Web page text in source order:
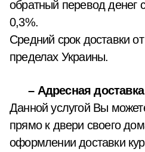
обратный перевод денег
0,3%.
Средний срок доставки
пределах Украины.
– Адресная доставка
Данной услугой Вы
прямо к двери своего
оформлении доставки